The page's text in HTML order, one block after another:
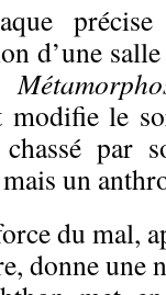
d’une
modifie le
chassé par
un
du mal,
donne une